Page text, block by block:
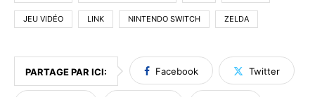
JEU VIDÉO LINK NINTENDO SWITCH ZELDA
PARTAGE PAR ICI: Facebook Twitter